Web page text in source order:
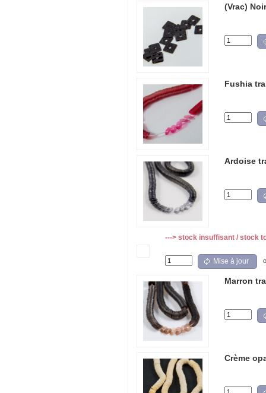
(Vrac)
Fushia
Ardoise
---> stock insuffisant / stock
Mise à jour
Marron
Crème